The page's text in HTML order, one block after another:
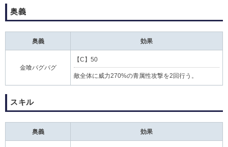
奥義
奥義 効果
金喰バグバグ
【C】50
敵全体に威力270%の青属性攻撃を2回行う。
スキル
奥義 効果